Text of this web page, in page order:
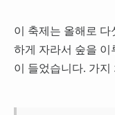
이 축제는 올해로 다
하게 자라서 숲을 이
이 들었습니다. 가